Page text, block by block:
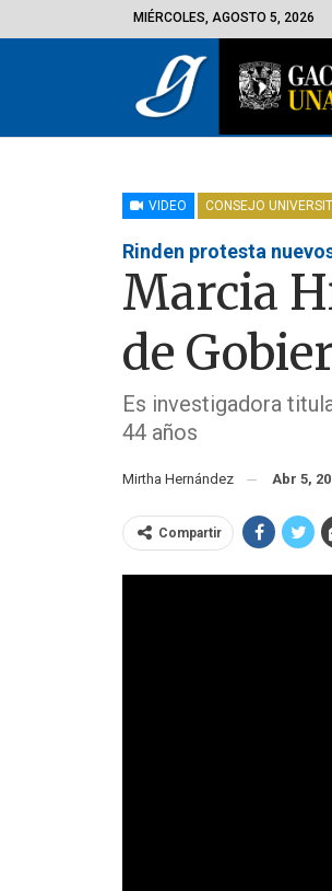
MIÉRCOLES, AGOSTO 5, 2026
VIDEO
Rinden protesta
Marcia
de
Es investigadora
44 años
Mirtha Hernández Abr 5,
Compartir